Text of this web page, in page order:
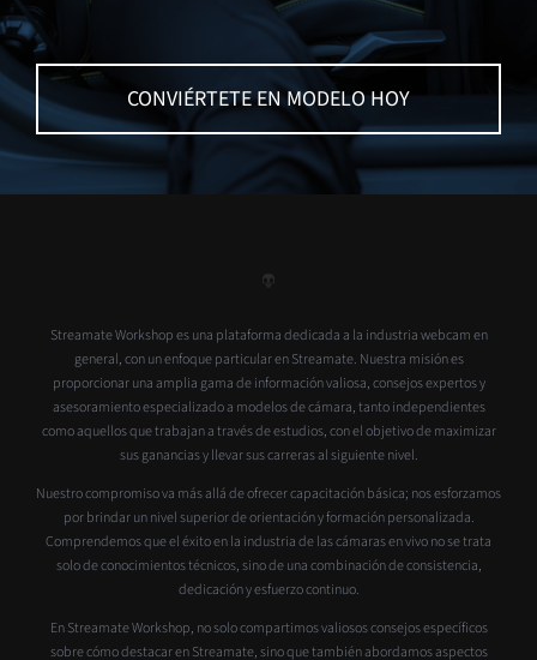
CONVIÉRTETE EN MODELO HOY
Streamate Workshop es una plataforma dedicada a la industria webcam en
general, con un enfoque particular en Streamate. Nuestra misión es
proporcionar una amplia gama de información valiosa, consejos expertos y
asesoramiento especializado a modelos de cámara, tanto independientes
como aquellos que trabajan a través de estudios, con el objetivo de maximizar
sus ganancias y llevar sus carreras al siguiente nivel.
Nuestro compromiso va más allá de ofrecer capacitación básica; nos esforzamos
por brindar un nivel superior de orientación y formación personalizada.
Comprendemos que el éxito en la industria de las cámaras en vivo no se trata
solo de conocimientos técnicos, sino de una combinación de consistencia,
dedicación y esfuerzo continuo.
En Streamate Workshop, no solo compartimos valiosos consejos específicos
sobre cómo destacar en Streamate, sino que también abordamos aspectos